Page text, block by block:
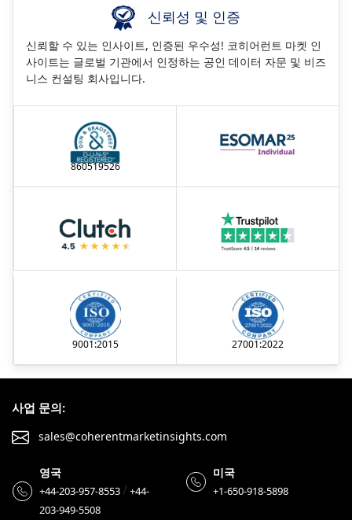
신뢰성 및 인증
신뢰할 수 있는 인사이트, 인증된 우수성! 코히어런트 마켓 인
사이트는 글로벌 기관에서 인정하는 공인 데이터 자문 및 비즈
니스 컨설팅 회사입니다.
860519526
9001:2015 27001:2022
사업 문의:
sales@coherentmarketinsights.com
영국
+44-203-957-8553/+44-
203-949-5508
미국
+1-650-918-5898